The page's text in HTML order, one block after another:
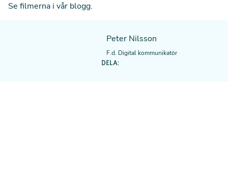
Se filmerna i vår blogg.
Peter Nilsson
F.d. Digital kommunikatör
DELA: